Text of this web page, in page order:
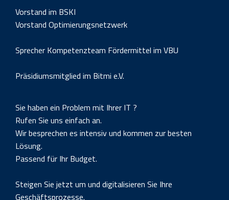
Vorstand im BSKI
Vorstand Optimierungsnetzwerk
Sprecher Kompetenzteam Fördermittel im VBU
Präsidiumsmitglied im Bitmi e.V.
Sie haben ein Problem mit Ihrer IT ?
Rufen Sie uns einfach an.
Wir besprechen es intensiv und kommen zur besten
Lösung.
Passend für Ihr Budget.
Steigen Sie jetzt um und digitalisieren Sie Ihre
Geschäftsprozesse.